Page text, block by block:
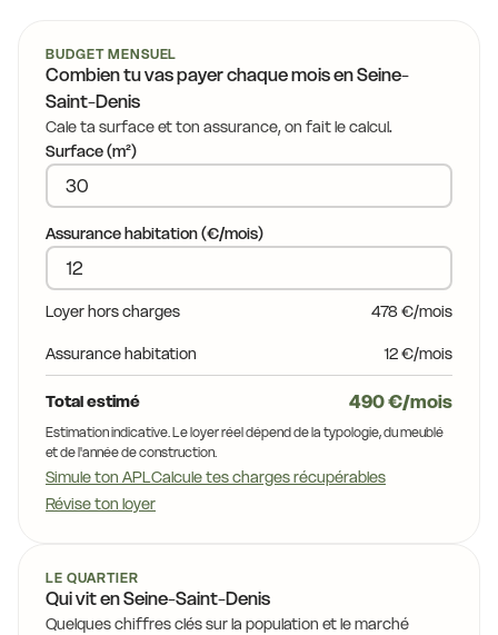
BUDGET MENSUEL
Combien tu vas payer chaque mois en Seine-
Saint-Denis
Cale ta surface et ton assurance, on fait le calcul.
Surface (m²)
Assurance habitation (€/mois)
Loyer hors charges 478 €/mois
Assurance habitation 12 €/mois
Total estimé 490 €/mois
Estimation indicative. Le loyer réel dépend de la typologie, du meublé
et de l'année de construction.
Simule ton APLCalcule tes charges récupérables
Révise ton loyer
LE QUARTIER
Qui vit en Seine-Saint-Denis
Quelques chiffres clés sur la population et le marché